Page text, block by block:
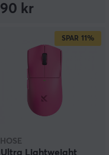
kr
SPAR 11%
Ultra Lightweight